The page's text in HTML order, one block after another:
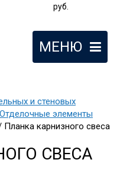
руб.
МЕНЮ
и стеновых
Отделочные элементы
Планка карнизного свеса
СВЕСА